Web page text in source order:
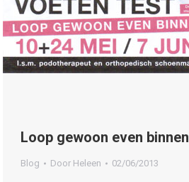
Loop gewoon even binnen
Blog Door Heleen 02/06/2013